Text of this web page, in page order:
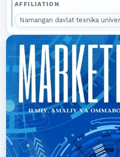
AFFILIATION
Namangan davlat texnika